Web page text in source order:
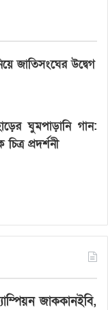
জাতিসংঘের উদ্বেগ
ঘুমপাড়ানি গান:
প্রদর্শনী
জাককানইবি,